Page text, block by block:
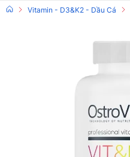
Vitamin - D3&K2 - Dầu Cá